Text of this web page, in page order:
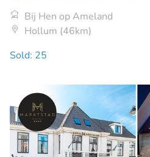
Bij Hen op Ameland
Hollum (46km)
Sold: 25